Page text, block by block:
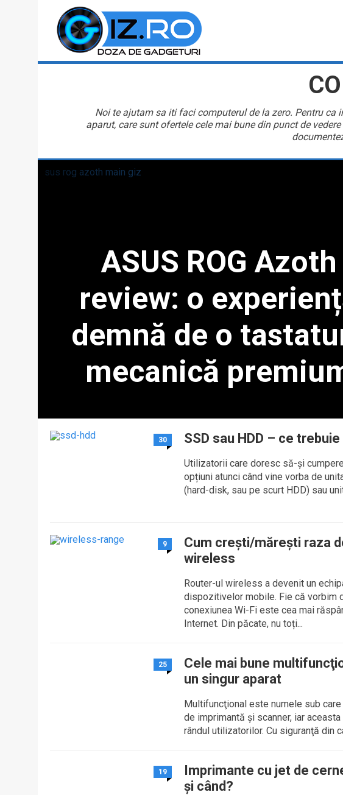
Noi te ajutam sa iti faci computerul de la zero. Pentru ca
aparut, care sunt ofertele cele mai bune din punct de
ASUS ROG Azoth
review: o
demnă de o
mecanică
30 SSD sau HDD – ce
Utilizatorii care doresc să-și
opțiuni atunci când vine vorba de
(hard-disk, sau pe scurt HDD) sau
9
Cum crești/măreşti raza
wireless
Router-ul wireless a devenit un
dispozitivelor mobile. Fie că vorbim
conexiunea Wi-Fi este cea mai
Internet. Din păcate, nu toți...
25
Cele mai bune
un singur aparat
Multifuncţional este numele sub
de imprimantă şi scanner, iar
rândul utilizatorilor. Cu siguranţă din
19
Imprimante cu jet de
şi când?